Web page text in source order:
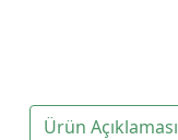
Ürün Açıklaması